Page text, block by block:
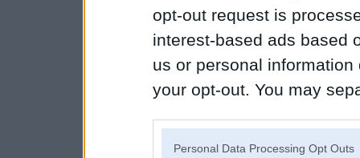
opt-out request is
interest-based ads based
us or personal
your opt-out. You may
Personal Data Processing Opt Outs